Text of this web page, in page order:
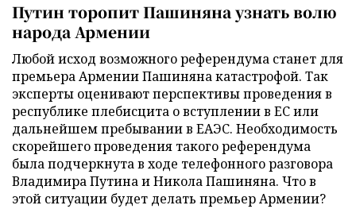
Путин торопит Пашиняна узнать волю
народа Армении
Любой исход возможного референдума станет для
премьера Армении Пашиняна катастрофой. Так
эксперты оценивают перспективы проведения в
республике плебисцита о вступлении в ЕС или
дальнейшем пребывании в ЕАЭС. Необходимость
скорейшего проведения такого референдума
была подчеркнута в ходе телефонного разговора
Владимира Путина и Никола Пашиняна. Что в
этой ситуации будет делать премьер Армении?